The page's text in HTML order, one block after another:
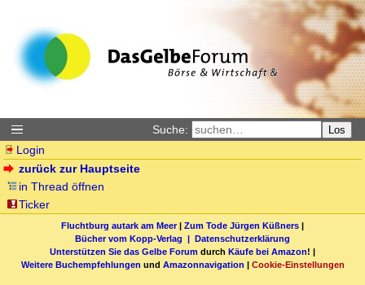
Suche: Los
Login
zurück zur Hauptseite
in Thread öffnen
Ticker
Fluchtburg autark am Meer| Zum Tode Jürgen Küßners |
Bücher vom Kopp-Verlag | Datenschutzerklärung
Unterstützen Sie das Gelbe Forum durch Käufe bei Amazon! |
Weitere Buchempfehlungen und Amazonnavigation | Cookie-Einstellungen